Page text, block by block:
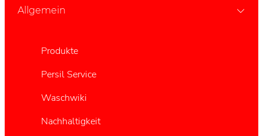
Allgemein
Produkte
Persil Service
Waschwiki
Nachhaltigkeit